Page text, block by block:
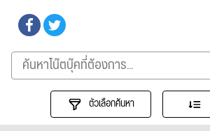
ตัวเลือกค้นหา